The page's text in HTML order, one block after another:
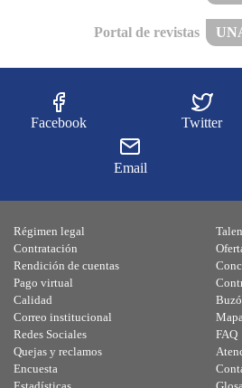
Portal de revistas
Facebook Twitter
Email
Régimen legal
Contratación
Rendición de cuentas
Pago virtual
Calidad
Correo institucional
Redes Sociales
Quejas y reclamos
Encuesta
FAQ